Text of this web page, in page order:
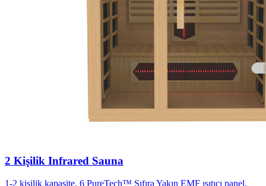
2 Kişilik Infrared Sauna
1-2 kişilik kapasite, 6 PureTech™ Sıfıra Yakın EMF ısıtıcı panel,